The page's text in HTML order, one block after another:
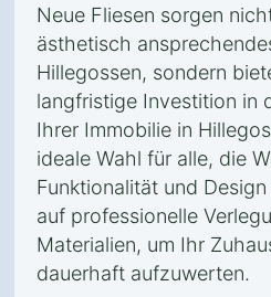
Neue Fliesen sorgen
ästhetisch
Hillegossen, sondern
langfristige Investition in
Ihrer Immobilie in
ideale Wahl für alle, die
Funktionalität und
auf professionelle
Materialien, um Ihr
dauerhaft aufzuwerten.